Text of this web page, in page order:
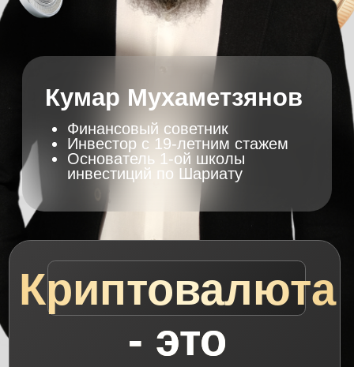
Создания халяльного
дополнительного дохода
Кратно увеличить свои
- это
возможность